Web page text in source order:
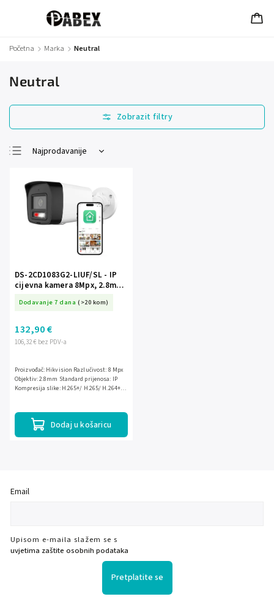
Početna / Marka / Neutral
Neutral
Najprodavanije
Najskuplje
Abecedno
DS-2CD1083G2-LIUF/SL - IP
cijevna kamera 8Mpx, 2.8mm,
Guard - Hikvision
Dodavanje 7 dana (>20 kom)
106,32 € bez PDV-a
132,90 €
Dodaj u košaricu
Proizvođač: Hikvision Razlučivost: 8 Mpx
Objektiv: 2.8mm Standard prijenosa: IP
Kompresija slike: H.265+/ H.265/ H.264+/
Email
Upisom e-maila slažem se s
uvjetima zaštite osobnih podataka
Pretplatite se